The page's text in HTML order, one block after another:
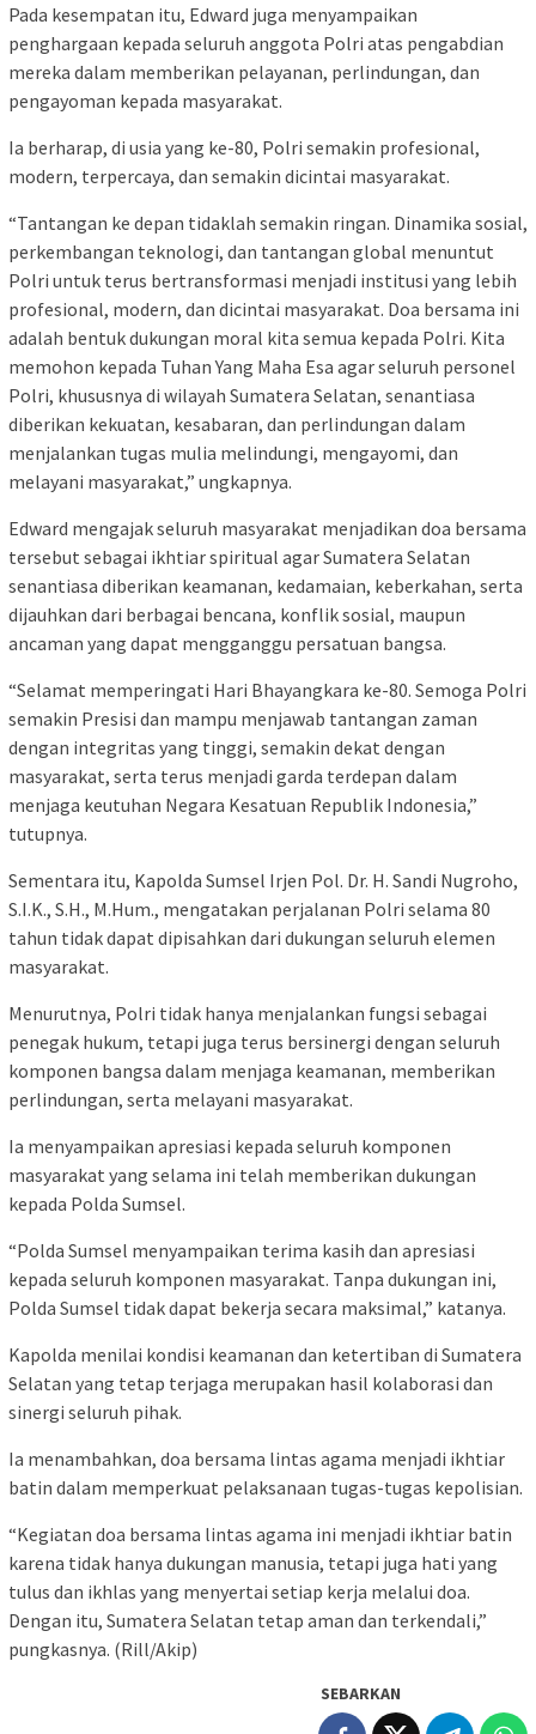
Pada kesempatan itu, Edward juga menyampaikan
penghargaan kepada seluruh anggota Polri atas pengabdian
mereka dalam memberikan pelayanan, perlindungan, dan
pengayoman kepada masyarakat.
Ia berharap, di usia yang ke-80, Polri semakin profesional,
modern, terpercaya, dan semakin dicintai masyarakat.
“Tantangan ke depan tidaklah semakin ringan. Dinamika sosial,
perkembangan teknologi, dan tantangan global menuntut
Polri untuk terus bertransformasi menjadi institusi yang lebih
profesional, modern, dan dicintai masyarakat. Doa bersama ini
adalah bentuk dukungan moral kita semua kepada Polri. Kita
memohon kepada Tuhan Yang Maha Esa agar seluruh personel
Polri, khususnya di wilayah Sumatera Selatan, senantiasa
diberikan kekuatan, kesabaran, dan perlindungan dalam
menjalankan tugas mulia melindungi, mengayomi, dan
melayani masyarakat,” ungkapnya.
Edward mengajak seluruh masyarakat menjadikan doa bersama
tersebut sebagai ikhtiar spiritual agar Sumatera Selatan
senantiasa diberikan keamanan, kedamaian, keberkahan, serta
dijauhkan dari berbagai bencana, konflik sosial, maupun
ancaman yang dapat mengganggu persatuan bangsa.
“Selamat memperingati Hari Bhayangkara ke-80. Semoga Polri
semakin Presisi dan mampu menjawab tantangan zaman
dengan integritas yang tinggi, semakin dekat dengan
masyarakat, serta terus menjadi garda terdepan dalam
menjaga keutuhan Negara Kesatuan Republik Indonesia,”
tutupnya.
Sementara itu, Kapolda Sumsel Irjen Pol. Dr. H. Sandi Nugroho,
S.I.K., S.H., M.Hum., mengatakan perjalanan Polri selama 80
tahun tidak dapat dipisahkan dari dukungan seluruh elemen
masyarakat.
Menurutnya, Polri tidak hanya menjalankan fungsi sebagai
penegak hukum, tetapi juga terus bersinergi dengan seluruh
komponen bangsa dalam menjaga keamanan, memberikan
perlindungan, serta melayani masyarakat.
Ia menyampaikan apresiasi kepada seluruh komponen
masyarakat yang selama ini telah memberikan dukungan
kepada Polda Sumsel.
“Polda Sumsel menyampaikan terima kasih dan apresiasi
kepada seluruh komponen masyarakat. Tanpa dukungan ini,
Polda Sumsel tidak dapat bekerja secara maksimal,” katanya.
Kapolda menilai kondisi keamanan dan ketertiban di Sumatera
Selatan yang tetap terjaga merupakan hasil kolaborasi dan
sinergi seluruh pihak.
Ia menambahkan, doa bersama lintas agama menjadi ikhtiar
batin dalam memperkuat pelaksanaan tugas-tugas kepolisian.
“Kegiatan doa bersama lintas agama ini menjadi ikhtiar batin
karena tidak hanya dukungan manusia, tetapi juga hati yang
tulus dan ikhlas yang menyertai setiap kerja melalui doa.
Dengan itu, Sumatera Selatan tetap aman dan terkendali,”
pungkasnya. (Rill/Akip)
SEBARKAN